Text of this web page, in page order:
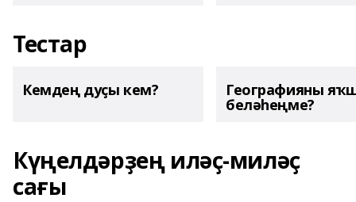
Тестар
Кемдең дуҫы кем? Географияны
беләһеңме?
Күңелдәрҙең иләҫ-миләҫ
сағы